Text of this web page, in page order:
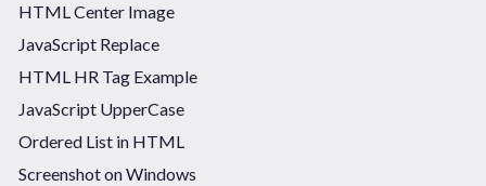
HTML Center Image
JavaScript Replace
HTML HR Tag Example
JavaScript UpperCase
Ordered List in HTML
Screenshot on Windows